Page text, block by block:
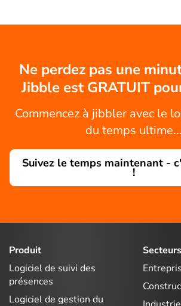
Ne perdez pas une
Jibble est GRATUIT
Commencez à jibbler avec le
du temps ultime...
Suivez le temps maintenant -
!
Produit
Logiciel de suivi des
présences
Logiciel de gestion du
Secteurs